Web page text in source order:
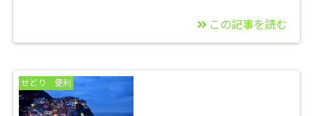
えず出品しよう！！
この記事を読む
せどり 便利